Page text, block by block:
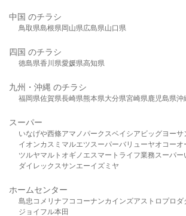
中国 のチラシ
鳥取県島根県岡山県広島県山口県
四国 のチラシ
徳島県香川県愛媛県高知県
九州・沖縄 のチラシ
福岡県佐賀県長崎県熊本県大分県宮崎県鹿児島県沖
スーパー
いなげや西條アマノパークスベイシア ビッグヨーサ
イオンカスミ マルエツスーパーバリューヤオコーオ
ツルヤマルト オギノ エスマート ライフ業務スーパー
ダイレックスサンエーイズミヤ
ホームセンター
島忠 コメリ ナフコ コーナンカインズアストロプロダ
ジョイフル本田